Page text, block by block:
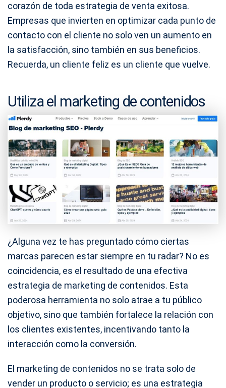
corazón de toda estrategia de venta exitosa.
Empresas que invierten en optimizar cada punto de
contacto con el cliente no solo ven un aumento en
la satisfacción, sino también en sus beneficios.
Recuerda, un cliente feliz es un cliente que vuelve.
Utiliza el marketing de contenidos
¿Alguna vez te has preguntado cómo ciertas
marcas parecen estar siempre en tu radar? No es
coincidencia, es el resultado de una efectiva
estrategia de marketing de contenidos. Esta
poderosa herramienta no solo atrae a tu público
objetivo, sino que también fortalece la relación con
los clientes existentes, incentivando tanto la
interacción como la conversión.
El marketing de contenidos no se trata solo de
vender un producto o servicio; es una estrategia